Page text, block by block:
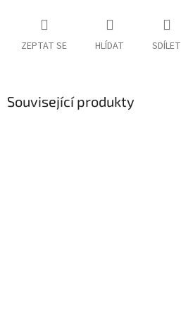
ZEPTAT SE HLÍDAT SDÍLET
Související produkty